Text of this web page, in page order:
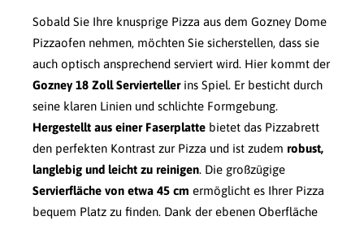
Sobald Sie Ihre knusprige Pizza aus dem Gozney Dome
Pizzaofen nehmen, möchten Sie sicherstellen, dass sie
auch optisch ansprechend serviert wird. Hier kommt der
Gozney 18 Zoll Serviertellerins Spiel. Er besticht durch
seine klaren Linien und schlichte Formgebung.
Hergestellt aus einer Faserplatte bietet das Pizzabrett
den perfekten Kontrast zur Pizza und ist zudem robust,
langlebig und leicht zu reinigen. Die großzügige
Servierfläche von etwa 45 cm ermöglicht es Ihrer Pizza
bequem Platz zu finden. Dank der ebenen Oberfläche